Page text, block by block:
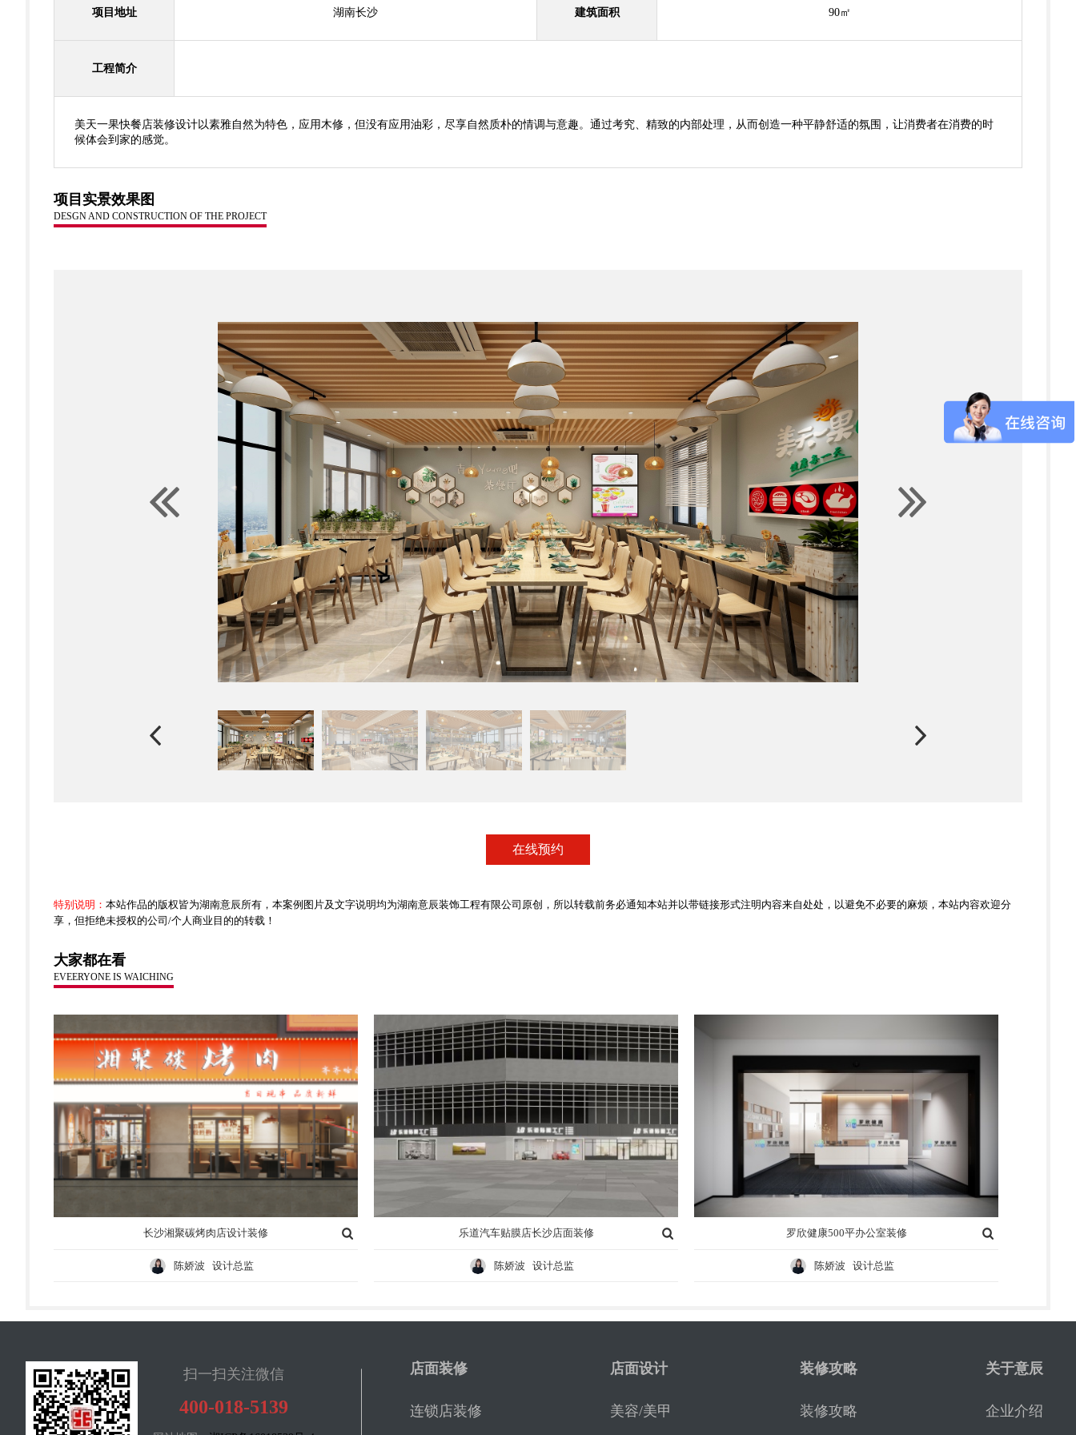
项目地址 湖南长沙 建筑面积 90㎡
工程简介
美天一果快餐店装修设计以素雅自然为特色，应用木修，但没有应用油彩，尽享自然质朴的情调与意趣。通过考究、精致的内部处理，从而创造一种平静舒适的氛围，让消费者在消费的时
候体会到家的感觉。
项目实景效果图
DESGN AND CONSTRUCTION OF THE PROJECT
在线预约
特别说明： 本站作品的版权皆为湖南意辰所有，本案例图片及文字说明均为湖南意辰装饰工程有限公司原创，所以转载前务必通知本站并以带链接形式注明内容来自处处，以避免不必要的麻烦，本站内容欢迎分
享，但拒绝未授权的公司/个人商业目的的转载！
大家都在看
EVEERYONE IS WAICHING
长沙湘聚碳烤肉店设计装修
陈娇波 设计总监
乐道汽车贴膜店长沙店面装修
陈娇波 设计总监
罗欣健康500平办公室装修
陈娇波 设计总监
扫一扫关注微信
400-018-5139
店面装修
连锁店装修
店面设计
美容/美甲
装修攻略
装修攻略
关于意辰
企业介绍